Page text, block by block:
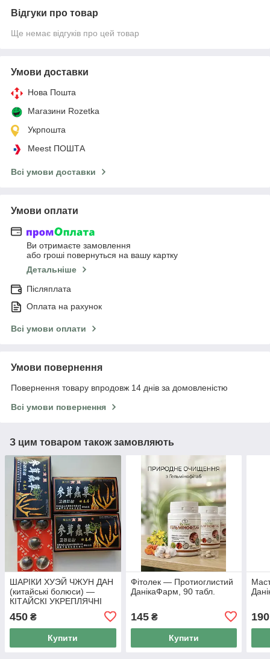
Відгуки про товар
Ще немає відгуків про цей товар
Умови доставки
Нова Пошта
Магазини Rozetka
Укрпошта
Meest ПОШТА
Всі умови доставки
Умови оплати
Ви отримаєте замовлення
або гроші повернуться на вашу картку
Детальніше
Післяплата
Оплата на рахунок
Всі умови оплати
Умови повернення
Повернення товару впродовж 14 днів за домовленістю
Всі умови повернення
З цим товаром також замовляють
ШАРІКИ ХУЭЙ ЧЖУН ДАН
(китайські болюси) —
КІТАЙСКІ УКРЕПЛЯЧНІ
ПІЛЮЛІ ДЛЯ ТРОЖЧИН, 5
пілюль по 3 г
450 ₴
Купити
Фітолек — Протиоглистий
ДанікаФарм, 90 табл.
145₴
Купити
190